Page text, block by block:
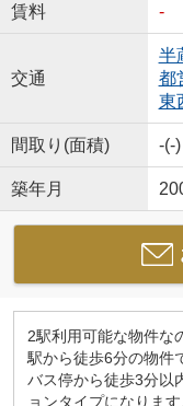
賃料 -
交通
半
都
東
間取り(面積) -(-)
築年月
2駅利用可能な物件な
駅から徒歩6分の物件
バス停から徒歩3分以
ョンタイプになりま